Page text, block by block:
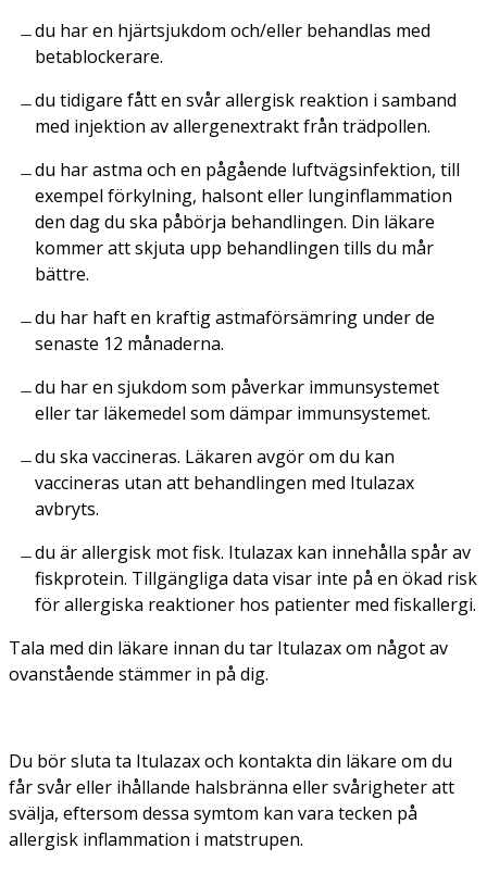
du har en hjärtsjukdom och/eller behandlas med
betablockerare.
du tidigare fått en svår allergisk reaktion i samband
med injektion av allergenextrakt från trädpollen.
du har astma och en pågående luftvägsinfektion, till
exempel förkylning, halsont eller lunginflammation
den dag du ska påbörja behandlingen. Din läkare
kommer att skjuta upp behandlingen tills du mår
bättre.
du har haft en kraftig astmaförsämring under de
senaste 12 månaderna.
du har en sjukdom som påverkar immunsystemet
eller tar läkemedel som dämpar immunsystemet.
du ska vaccineras. Läkaren avgör om du kan
vaccineras utan att behandlingen med Itulazax
avbryts.
du är allergisk mot fisk. Itulazax kan innehålla spår av
fiskprotein. Tillgängliga data visar inte på en ökad risk
för allergiska reaktioner hos patienter med fiskallergi.
Tala med din läkare innan du tar Itulazax om något av
ovanstående stämmer in på dig.
Du bör sluta ta Itulazax och kontakta din läkare om du
får svår eller ihållande halsbränna eller svårigheter att
svälja, eftersom dessa symtom kan vara tecken på
allergisk inflammation i matstrupen.